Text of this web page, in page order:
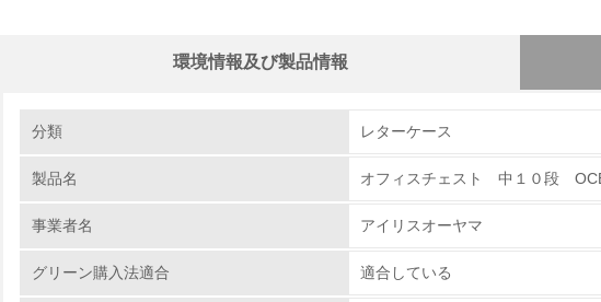
環境情報及び製品情報
1.環境取り組み体制
No. チェック項目
大気汚染物質に関する取り組み
分類 レターケース
製品名 オフィスチェスト 中１０段
事業者名 アイリスオーヤマ
グリーン購入法適合 適合している